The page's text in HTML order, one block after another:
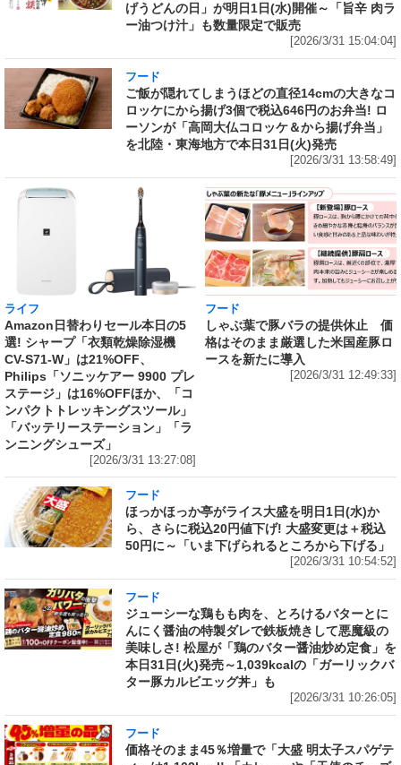
げうどんの日」が明日1日(水)開催～「旨辛 肉ラ
ー油つけ汁」も数量限定で販売
[2026/3/31 15:04:04]
フード
ご飯が隠れてしまうほどの直径14cmの大きなコ
ロッケにから揚げ3個で税込646円のお弁当! ロ
ーソンが「高岡大仏コロッケ＆から揚げ弁当」
を北陸・東海地方で本日31日(火)発売
[2026/3/31 13:58:49]
ライフ
Amazon日替わりセール本日の5
選! シャープ「衣類乾燥除湿機
CV-S71-W」は21%OFF、
Philips「ソニッケアー 9900 プレ
ステージ」は16%OFFほか、「コ
ンパクトトレッキングスツール」
「バッテリーステーション」「ラ
ンニングシューズ」
[2026/3/31 13:27:08]
フード
しゃぶ葉で豚バラの提供休止 価
格はそのまま厳選した米国産豚ロ
ースを新たに導入
[2026/3/31 12:49:33]
フード
ほっかほっか亭がライス大盛を明日1日(水)か
ら、さらに税込20円値下げ! 大盛変更は＋税込
50円に～「いま下げられるところから下げる」
[2026/3/31 10:54:52]
フード
ジューシーな鶏もも肉を、とろけるバターとに
んにく醤油の特製ダレで鉄板焼きして悪魔級の
美味しさ! 松屋が「鶏のバター醤油炒め定食」を
本日31日(火)発売～1,039kcalの「ガーリックバ
ター豚カルビエッグ丼」も
[2026/3/31 10:26:05]
フード
価格そのまま45％増量で「大盛 明太子スパゲテ